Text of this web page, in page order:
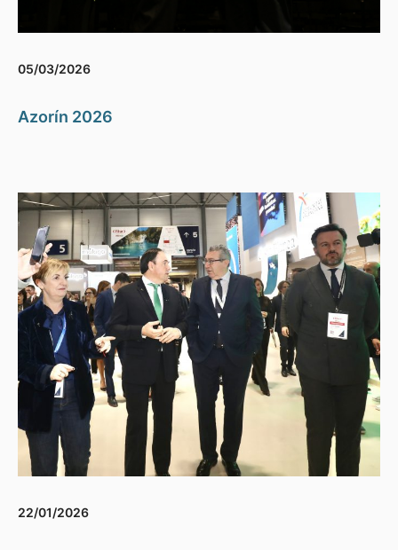
05/03/2026
Azorín 2026
22/01/2026